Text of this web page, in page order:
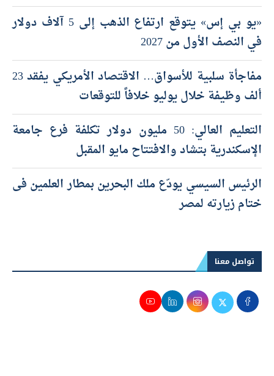
«يو بي إس» يتوقع ارتفاع الذهب إلى 5 آلاف دولار
في النصف الأول من 2027
مفاجأة سلبية للأسواق… الاقتصاد الأمريكي يفقد 23
ألف وظيفة خلال يوليو خلافاً للتوقعات
التعليم العالي: 50 مليون دولار تكلفة فرع جامعة
الإسكندرية بتشاد والافتتاح مايو المقبل
الرئيس السيسي يودّع ملك البحرين بمطار العلمين فى
ختام زيارته لمصر
تواصل معنا